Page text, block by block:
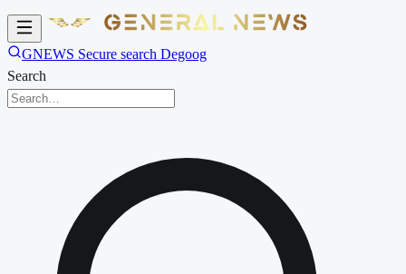
GNEWS Secure search Degoog
Search